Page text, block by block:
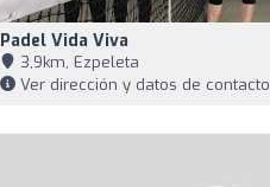
Padel Vida Viva
3,9km, Ezpeleta
Ver dirección y datos de contacto